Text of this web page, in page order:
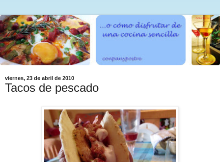
viernes, 23 de abril de 2010
Tacos de pescado